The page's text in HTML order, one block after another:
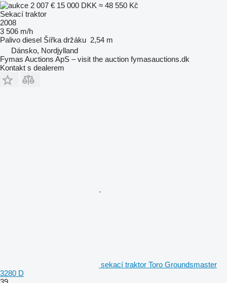
2 007 € 15 000 DKK ≈ 48 550 Kč
Sekací traktor
2008
3 506 m/h
Palivo diesel Šířka držáku 2,54 m
Dánsko, Nordjylland
Fymas Auctions ApS – visit the auction fymasauctions.dk
Kontakt s dealerem
sekací traktor Toro Groundsmaster
3280 D